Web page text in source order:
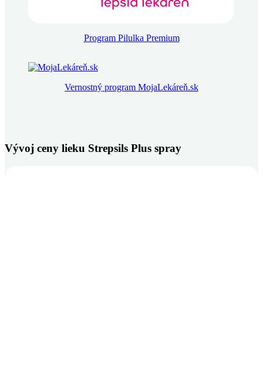
Program Pilulka Premium
Vernostný program MojaLekáreň.sk
Vývoj ceny lieku Strepsils Plus spray